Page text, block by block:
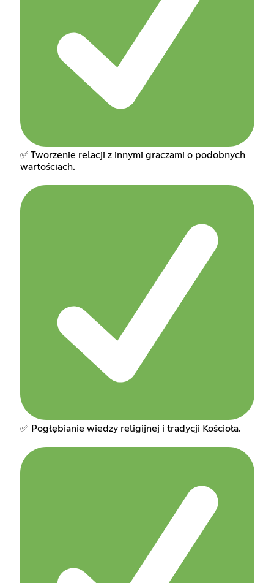
✅ Tworzenie relacji z innymi graczami o podobnych
wartościach.
✅ Pogłębianie wiedzy religijnej i tradycji Kościoła.